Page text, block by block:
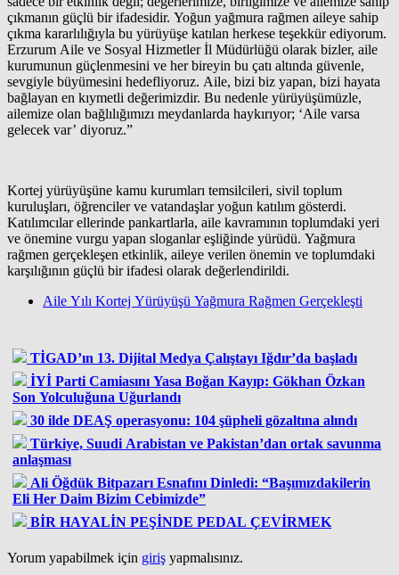
çıkmanın güçlü bir ifadesidir. Yoğun yağmura rağmen aileye sahip
çıkma kararlılığıyla bu yürüyüşe katılan herkese teşekkür ediyorum.
Erzurum Aile ve Sosyal Hizmetler İl Müdürlüğü olarak bizler, aile
kurumunun güçlenmesini ve her bireyin bu çatı altında güvenle,
sevgiyle büyümesini hedefliyoruz. Aile, bizi biz yapan, bizi hayata
bağlayan en kıymetli değerimizdir. Bu nedenle yürüyüşümüzle,
ailemize olan bağlılığımızı meydanlarda haykırıyor; ‘Aile varsa
gelecek var’ diyoruz.”
Kortej yürüyüşüne kamu kurumları temsilcileri, sivil toplum
kuruluşları, öğrenciler ve vatandaşlar yoğun katılım gösterdi.
Katılımcılar ellerinde pankartlarla, aile kavramının toplumdaki yeri
ve önemine vurgu yapan sloganlar eşliğinde yürüdü. Yağmura
rağmen gerçekleşen etkinlik, aileye verilen önemin ve toplumdaki
karşılığının güçlü bir ifadesi olarak değerlendirildi.
Aile Yılı Kortej Yürüyüşü Yağmura Rağmen Gerçekleşti
TİGAD’ın 13. Dijital Medya Çalıştayı Iğdır’da başladı
İYİ Parti Camiasını Yasa Boğan Kayıp: Gökhan Özkan
Son Yolculuğuna Uğurlandı
30 ilde DEAŞ operasyonu: 104 şüpheli gözaltına alındı
Türkiye, Suudi Arabistan ve Pakistan’dan ortak savunma
anlaşması
Ali Öğdük Bitpazarı Esnafını Dinledi: “Başımızdakilerin
Eli Her Daim Bizim Cebimizde”
BİR HAYALİN PEŞİNDE PEDAL ÇEVİRMEK
Yorum yapabilmek için giriş yapmalısınız.